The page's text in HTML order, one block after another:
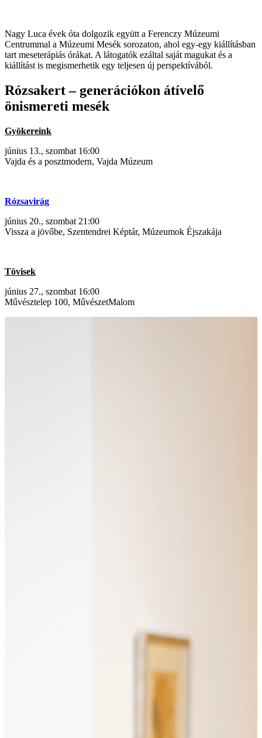
Nagy Luca évek óta dolgozik együtt a Ferenczy Múzeumi
Centrummal a Múzeumi Mesék sorozaton, ahol egy-egy kiállításban
tart meseterápiás órákat. A látogatók ezáltal saját magukat és a
kiállítást is megismerhetik egy teljesen új perspektívából.
Rózsakert – generációkon átívelő
önismereti mesék
Gyökereink
június 13., szombat 16:00
Vajda és a posztmodern, Vajda Múzeum
Rózsavirág
június 20., szombat 21:00
Vissza a jövőbe, Szentendrei Képtár, Múzeumok Éjszakája
Tövisek
június 27., szombat 16:00
Művésztelep 100, MűvészetMalom